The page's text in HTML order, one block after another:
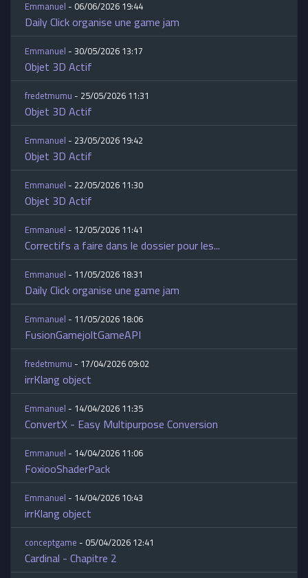
Emmanuel- 06/06/2026 19:44
Daily Click organise une game jam
Emmanuel- 30/05/2026 13:17
Objet 3D Actif
fredetmumu- 25/05/2026 11:31
Objet 3D Actif
Emmanuel- 23/05/2026 19:42
Objet 3D Actif
Emmanuel- 22/05/2026 11:30
Objet 3D Actif
Emmanuel- 12/05/2026 11:41
Correctifs a faire dans le dossier pour les...
Emmanuel- 11/05/2026 18:31
Daily Click organise une game jam
Emmanuel- 11/05/2026 18:06
FusionGamejoltGameAPI
fredetmumu- 17/04/2026 09:02
irrKlang object
Emmanuel- 14/04/2026 11:35
ConvertX - Easy Multipurpose Conversion
Emmanuel- 14/04/2026 11:06
FoxiooShaderPack
Emmanuel- 14/04/2026 10:43
irrKlang object
conceptgame- 05/04/2026 12:41
Cardinal - Chapitre 2